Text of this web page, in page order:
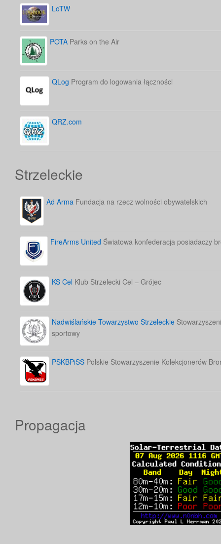
LoTW
POTA Parks on the Air
QLog Program do logowania łączności
QRZ.com
Strzeleckie
Ad Arma Fundacja na rzecz wolności obywatelskich
FireArms United Światowa konfederacja posiadaczy
KS Cel Klub Strzelecki Cel – Grójec
Nadwiślańskie Towarzystwo Strzeleckie
sportowy
PSKBPiSS Polskie Stowarzyszenie Kolekcjonerów
Propagacja